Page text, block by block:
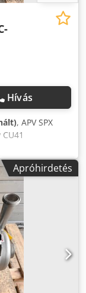
Hívás
, APV SPX
minőségű
élelmiszer-,
és integrált
SPX Flow
2,5" Kivitel: NO
Termékkel
Szelepemelés:
Gyártás
Apróhirdetés